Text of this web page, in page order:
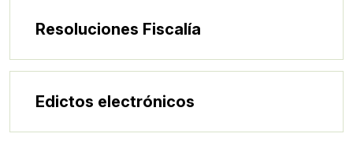
Resoluciones Fiscalía
Edictos electrónicos